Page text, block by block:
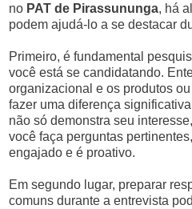
no PAT de Pirassununga, há
podem ajudá-lo a se destacar
Primeiro, é fundamental
você está se candidatando.
organizacional e os produtos
fazer uma diferença
não só demonstra seu
você faça perguntas
engajado e é proativo.
Em segundo lugar, preparar
comuns durante a entrevista